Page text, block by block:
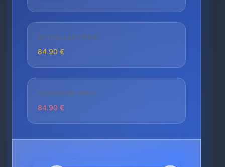
AKTUELLER PREIS
84.90 €
HÖCHSTER PREIS
84.90 €